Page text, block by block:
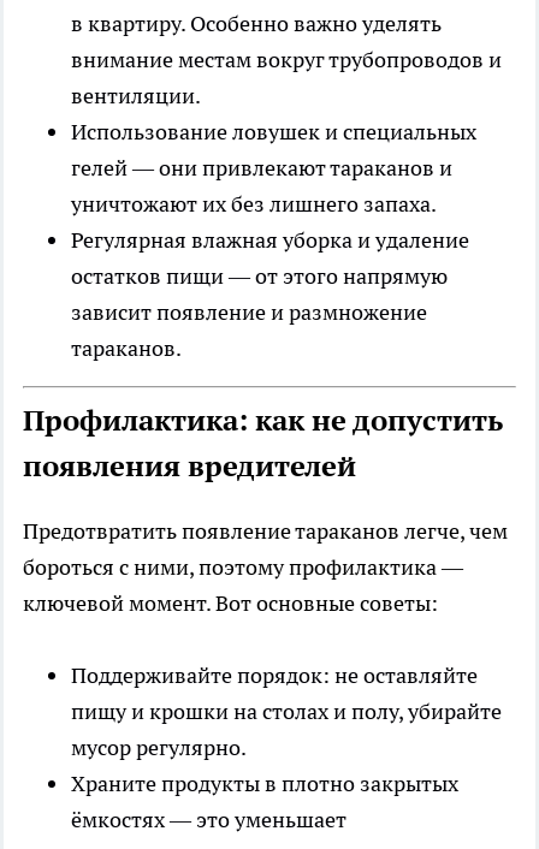
в квартиру. Особенно важно уделять
внимание местам вокруг трубопроводов и
вентиляции.
Использование ловушек и специальных
гелей — они привлекают тараканов и
уничтожают их без лишнего запаха.
Регулярная влажная уборка и удаление
остатков пищи — от этого напрямую
зависит появление и размножение
тараканов.
Профилактика: как не допустить
появления вредителей
Предотвратить появление тараканов легче, чем
бороться с ними, поэтому профилактика —
ключевой момент. Вот основные советы:
Поддерживайте порядок: не оставляйте
пищу и крошки на столах и полу, убирайте
мусор регулярно.
Храните продукты в плотно закрытых
ёмкостях — это уменьшает